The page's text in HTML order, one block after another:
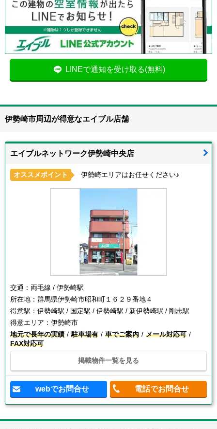
LINEで通知を受け取る(無料)
伊勢崎市周辺が得意なエイブル店舗
エイブルネットワーク伊勢崎中央店
オススメポイント 伊勢崎エリアはお任せください♪
交通： 両毛線 / 伊勢崎駅
所在地： 群馬県伊勢崎市昭和町１６２９番地４
得意駅： 伊勢崎駅 / 国定駅 / 伊勢崎駅 / 新伊勢崎駅 / 剛志駅
得意エリア： 伊勢崎市
地元で長年の実績
駐車場有 車でご案内
メール対応可
FAX対応可
掲載物件一覧を見る
webでお問合せ 電話でお問合せ